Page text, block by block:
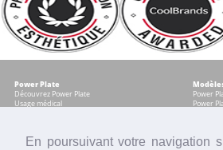
En poursuivant votre navigation
Power Plate
Découvrez Power Plate
Usage médical
Power
Power